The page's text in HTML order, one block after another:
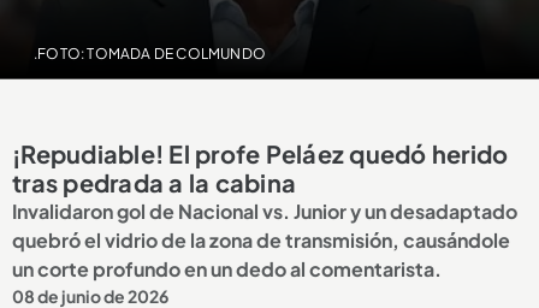
.FOTO: TOMADA DE COLMUNDO
¡Repudiable! El profe Peláez quedó herido
tras pedrada a la cabina
Invalidaron gol de Nacional vs. Junior y un desadaptado
quebró el vidrio de la zona de transmisión, causándole
un corte profundo en un dedo al comentarista.
08 de junio de 2026